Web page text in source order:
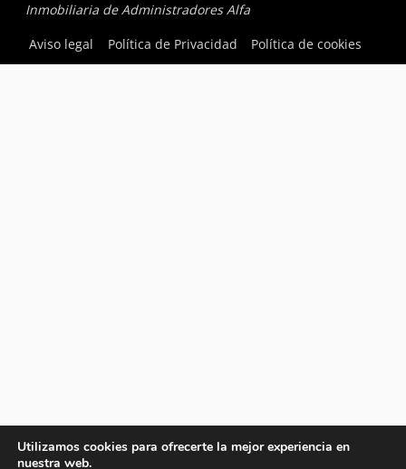
Inmobiliaria de Administradores Alfa
Aviso legal
Política de Privacidad Política de cookies
Utilizamos cookies para ofrecerte la mejor experiencia en
nuestra web.